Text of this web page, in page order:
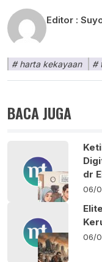
Editor :
harta kekayaan
BACA JUGA
dr
06/
06/